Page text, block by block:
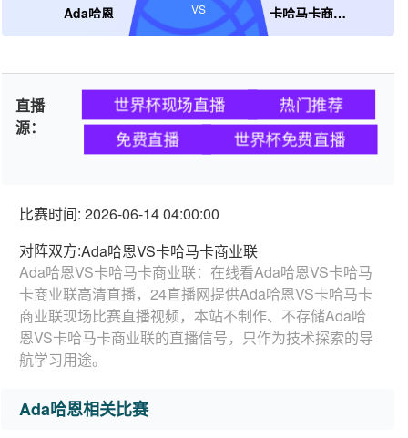
Ada哈恩 卡哈马卡商业联
VS
直播
源：
世界杯现场直播
热门推荐
免费直播
世界杯免费直播
比赛时间: 2026-06-14 04:00:00
对阵双方:Ada哈恩VS卡哈马卡商业联
Ada哈恩VS卡哈马卡商业联：在线看Ada哈恩VS卡哈马
卡商业联高清直播，24直播网提供Ada哈恩VS卡哈马卡
商业联现场比赛直播视频，本站不制作、不存储Ada哈
恩VS卡哈马卡商业联的直播信号，只作为技术探索的导
航学习用途。
Ada哈恩相关比赛